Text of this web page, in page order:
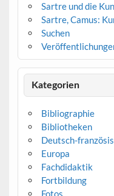
Sartre und die
Sartre, Camus:
Suchen
Kategorien
Bibliographie
Bibliotheken
Deutsch-
Europa
Fachdidaktik
Fortbildung
Fotos